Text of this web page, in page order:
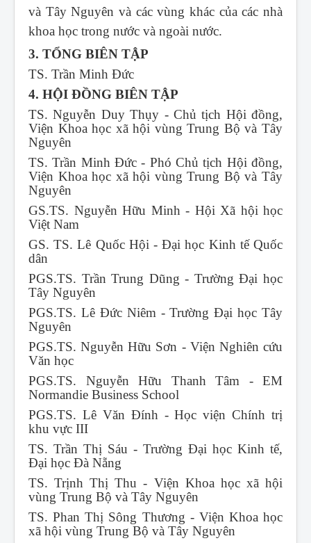
và Tây Nguyên và các vùng khác của các nhà
khoa học trong nước và ngoài nước.
3. TỔNG BIÊN TẬP
TS. Trần Minh Đức
4. HỘI ĐỒNG BIÊN TẬP
TS. Nguyễn Duy Thụy - Chủ tịch Hội đồng,
Viện Khoa học xã hội vùng Trung Bộ và Tây
Nguyên
TS. Trần Minh Đức - Phó Chủ tịch Hội đồng,
Viện Khoa học xã hội vùng Trung Bộ và Tây
Nguyên
GS.TS. Nguyễn Hữu Minh - Hội Xã hội học
Việt Nam
GS. TS. Lê Quốc Hội - Đại học Kinh tế Quốc
dân
PGS.TS. Trần Trung Dũng - Trường Đại học
Tây Nguyên
PGS.TS. Lê Đức Niêm - Trường Đại học Tây
Nguyên
PGS.TS. Nguyễn Hữu Sơn - Viện Nghiên cứu
Văn học
PGS.TS. Nguyễn Hữu Thanh Tâm - EM
Normandie Business School
PGS.TS. Lê Văn Đính - Học viện Chính trị
khu vực III
TS. Trần Thị Sáu - Trường Đại học Kinh tế,
Đại học Đà Nẵng
TS. Trịnh Thị Thu - Viện Khoa học xã hội
vùng Trung Bộ và Tây Nguyên
TS. Phan Thị Sông Thương - Viện Khoa học
xã hội vùng Trung Bộ và Tây Nguyên